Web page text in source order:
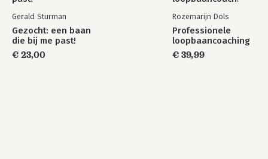
Gerald Sturman
Gezocht: een baan
die bij me past!
€ 23,00
Rozemarijn Dols
Professionele
loopbaancoaching
€ 39,99